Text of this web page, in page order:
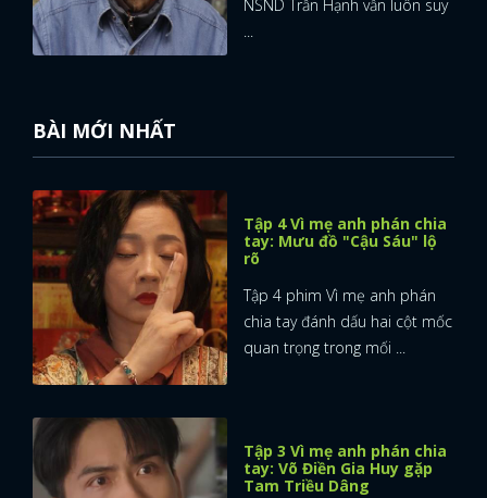
NSND Trần Hạnh vẫn luôn suy
...
BÀI MỚI NHẤT
Tập 4 Vì mẹ anh phán chia
tay: Mưu đồ "Cậu Sáu" lộ
rõ
Tập 4 phim Vì mẹ anh phán
chia tay đánh dấu hai cột mốc
quan trọng trong mối ...
Tập 3 Vì mẹ anh phán chia
tay: Võ Điền Gia Huy gặp
Tam Triều Dâng